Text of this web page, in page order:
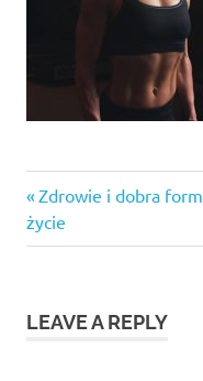
Nawigacja
wpisu
Previous
Post:
Zdrowie i dobra
życie
LEAVE A REPLY